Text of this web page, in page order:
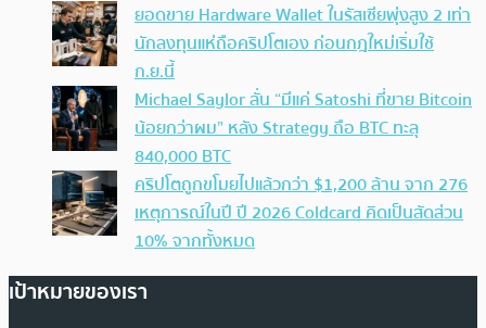
ยอดขาย Hardware Wallet ในรัสเซียพุ่งสูง 2 เท่า
นักลงทุนแห่ถือคริปโตเอง ก่อนกฎใหม่เริ่มใช้
ก.ย.นี้
Michael Saylor ลั่น “มีแค่ Satoshi ที่ขาย Bitcoin
น้อยกว่าผม” หลัง Strategy ถือ BTC ทะลุ
840,000 BTC
คริปโตถูกขโมยไปแล้วกว่า $1,200 ล้าน จาก 276
เหตุการณ์ในปี ปี 2026 Coldcard คิดเป็นสัดส่วน
10% จากทั้งหมด
เป้าหมายของเรา